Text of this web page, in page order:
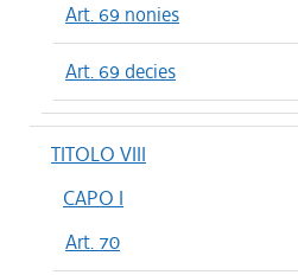
Art. 69 nonies
Art. 69 decies
TITOLO VIII
CAPO I
Art. 70